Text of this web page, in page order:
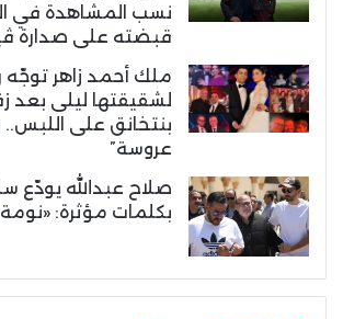
نسب المشاهدة في
قبضته على صدارة
ملك أحمد زاهر توجّه
لشقيقتها ليلى بعد
بنتخانق على
عروسة”
صلاح عبدالله يودّع
بكلمات مؤثرة: «نومة